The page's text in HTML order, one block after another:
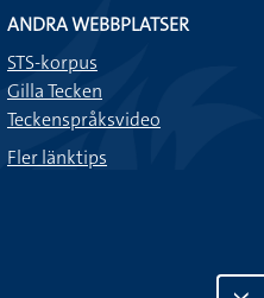
ANDRA WEBBPLATSER
STS-korpus
Gilla Tecken
Teckenspråksvideo
Fler länktips